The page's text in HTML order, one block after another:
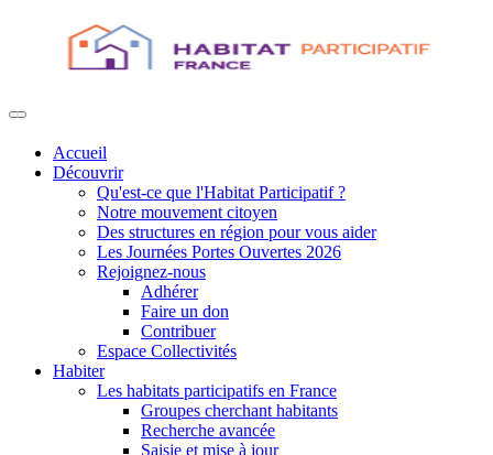
Accueil
Découvrir
Qu'est-ce que l'Habitat Participatif ?
Notre mouvement citoyen
Des structures en région pour vous aider
Les Journées Portes Ouvertes 2026
Rejoignez-nous
Adhérer
Faire un don
Contribuer
Espace Collectivités
Habiter
Les habitats participatifs en France
Groupes cherchant habitants
Recherche avancée
Saisie et mise à jour